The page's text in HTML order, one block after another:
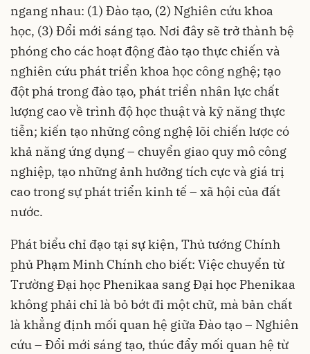
ngang nhau: (1) Đào tạo, (2) Nghiên cứu khoa
học, (3) Đổi mới sáng tạo. Nơi đây sẽ trở thành bệ
phóng cho các hoạt động đào tạo thực chiến và
nghiên cứu phát triển khoa học công nghệ; tạo
đột phá trong đào tạo, phát triển nhân lực chất
lượng cao về trình độ học thuật và kỹ năng thực
tiễn; kiến tạo những công nghệ lõi chiến lược có
khả năng ứng dụng – chuyển giao quy mô công
nghiệp, tạo những ảnh hưởng tích cực và giá trị
cao trong sự phát triển kinh tế – xã hội của đất
nước.
Phát biểu chỉ đạo tại sự kiện, Thủ tướng Chính
phủ Phạm Minh Chính cho biết: Việc chuyển từ
Trường Đại học Phenikaa sang Đại học Phenikaa
không phải chỉ là bỏ bớt đi một chữ, mà bản chất
là khẳng định mối quan hệ giữa Đào tạo – Nghiên
cứu – Đổi mới sáng tạo, thúc đẩy mối quan hệ từ